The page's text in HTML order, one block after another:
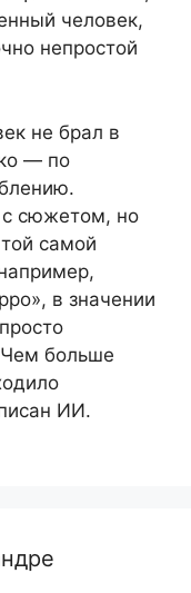
человек,
непростой
не брал в
— по
сюжетом, но
самой
в значении
больше
ИИ.